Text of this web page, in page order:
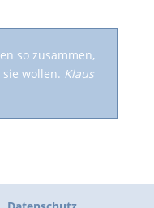
so zusammen,
wollen. Klaus